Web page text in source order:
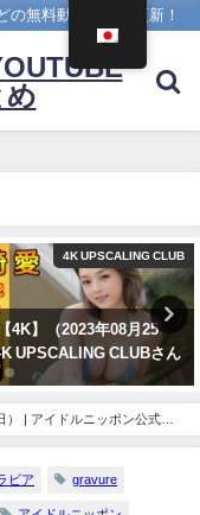
の無料動画を日々更新！
め
4K UPSCALING CLUB
【4K】（2022年09月14
UPSCALING CLUBさん
） | アイドルニッポン公式
ビア gravure